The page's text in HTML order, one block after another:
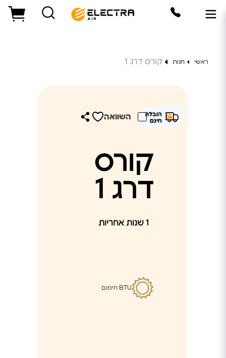
ראשי חנות קורס דרג 1
השוואה
קורס
דרג 1
1
BTU חימום